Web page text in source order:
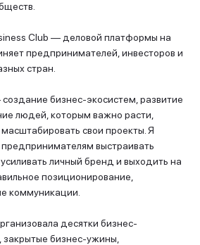
Club — деловой платформы на
предпринимателей, инвесторов и
стран.
бизнес-экосистем, развитие
людей, которым важно расти,
свои проекты. Я
выстраивать
личный бренд и выходить на
позиционирование,
коммуникации.
десятки бизнес-
бизнес-ужины,